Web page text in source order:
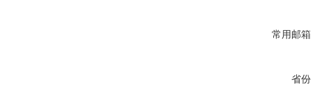
常用邮箱
省份